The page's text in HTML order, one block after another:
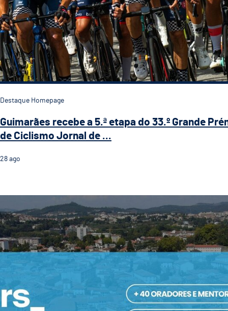
Destaque Homepage
Guimarães recebe a 5.ª etapa do 33.º Grande
de Ciclismo Jornal de ...
28 ago
Guimarães acolhe primeira edição da Techstars